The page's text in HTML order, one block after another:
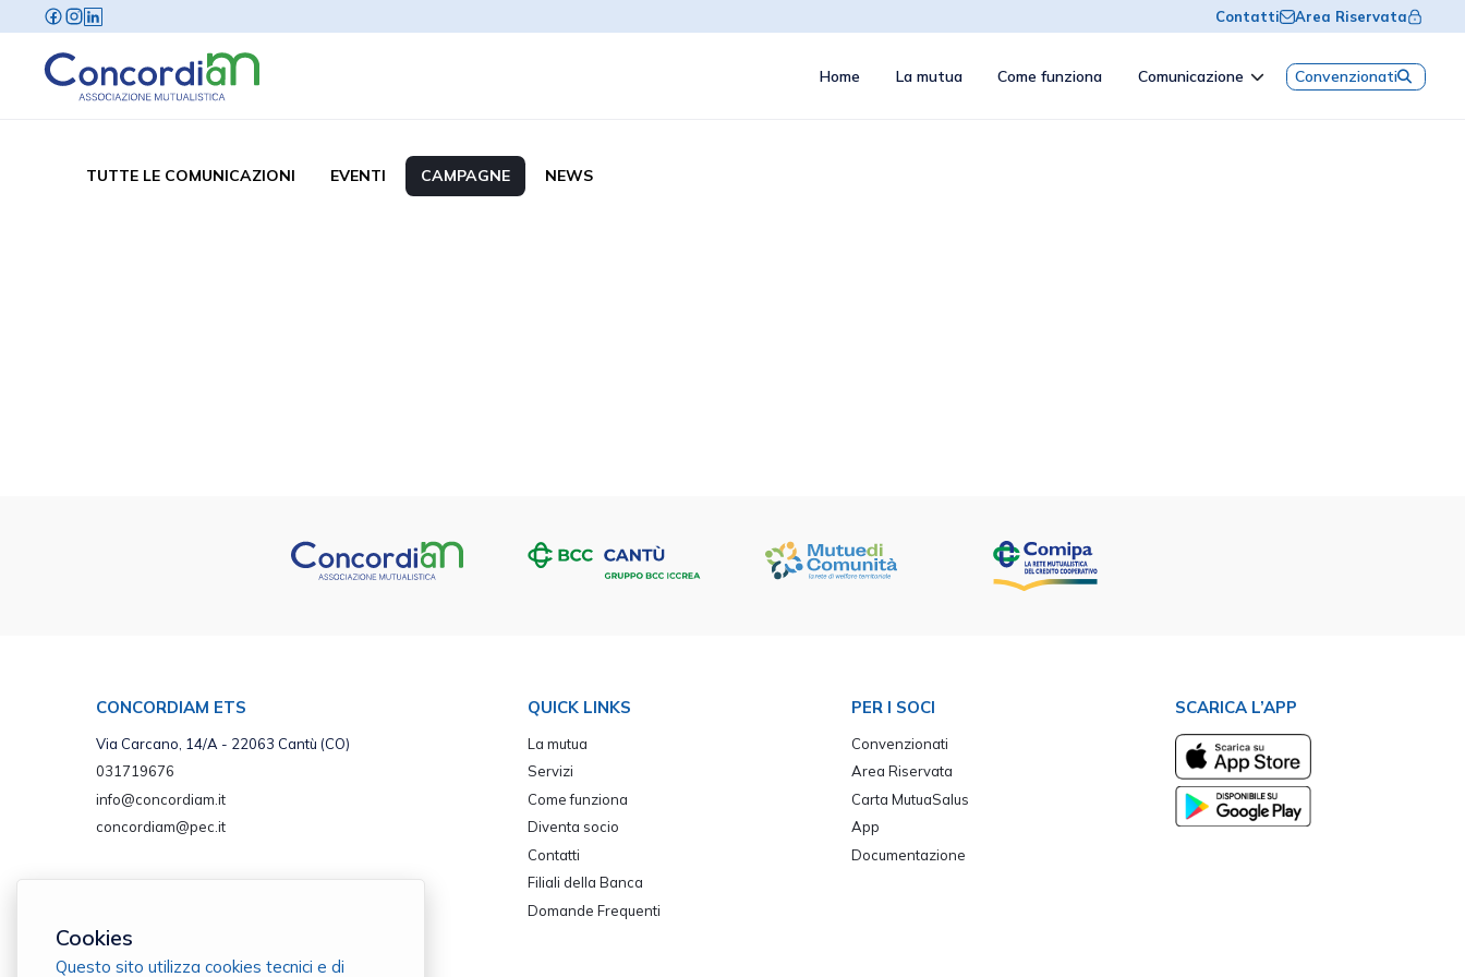
Contatti Area Riservata
Home La mutua Come funziona Comunicazione Convenzionati
TUTTE LE COMUNICAZIONI EVENTI CAMPAGNE NEWS
CONCORDIAM ETS
Via Carcano, 14/A - 22063 Cantù (CO)
031719676
info@concordiam.it
concordiam@pec.it
QUICK LINKS
La mutua
Servizi
Come funziona
Diventa socio
Contatti
Filiali della Banca
Domande Frequenti
PER I SOCI
Convenzionati
Area Riservata
Carta MutuaSalus
App
Documentazione
SCARICA L’APP
Cookies
Questo sito utilizza cookies tecnici e di